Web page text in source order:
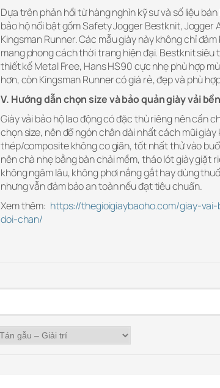
Dựa trên phản hồi từ hàng nghìn kỹ sư và số liệu
bảo hộ nổi bật gồm Safety Jogger Bestknit, Jogger
Kingsman Runner. Các mẫu giày này không chỉ
mang phong cách thời trang hiện đại. Bestknit
thiết kế Metal Free, Hans HS90 cực nhẹ phù hợp
hơn, còn Kingsman Runner có giá rẻ, đẹp và phù
V. Hướng dẫn chọn size và bảo quản giày vải
Giày vải bảo hộ lao động có đặc thù riêng nên cần
chọn size, nên để ngón chân dài nhất cách mũi
thép/composite không co giãn, tốt nhất thử vào
nên chà nhẹ bằng bàn chải mềm, tháo lót giày giặt
không ngâm lâu, không phơi nắng gắt hay dùng
nhưng vẫn đảm bảo an toàn nếu đạt tiêu chuẩn.
Xem thêm: https://thegioigiaybaoho.com/giay-
doi-chan/